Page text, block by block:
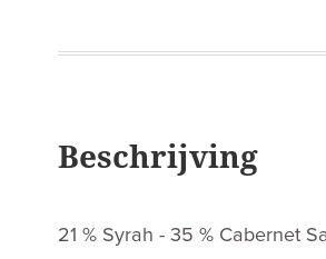
Beschrijving
21 % Syrah - 35 % Cabernet